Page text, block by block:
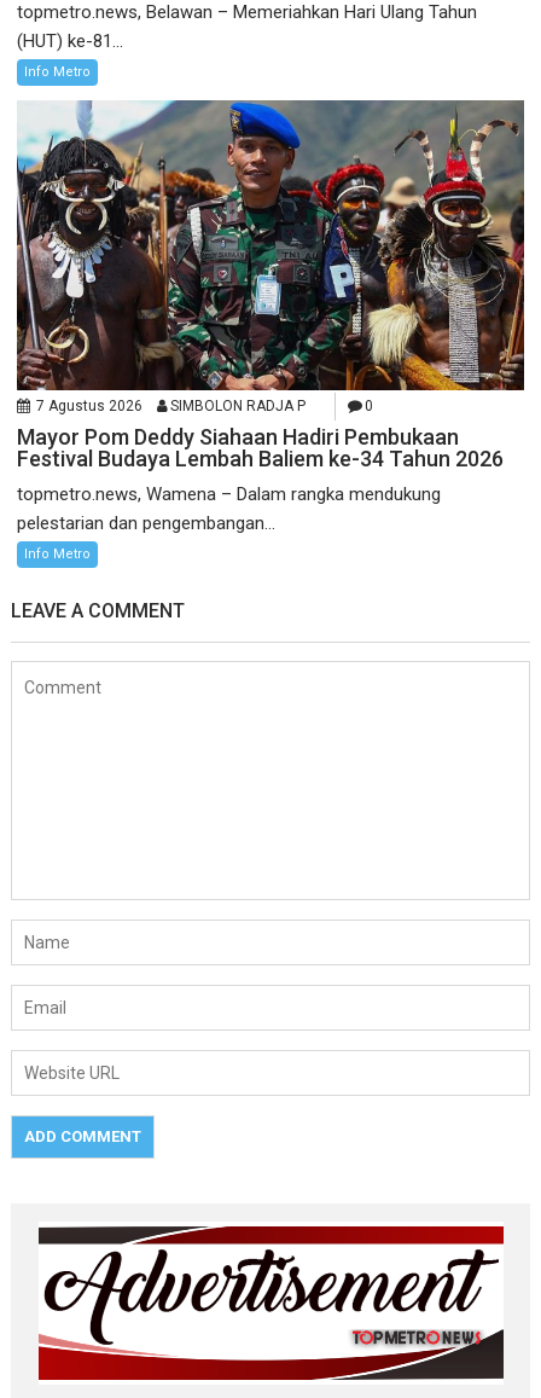
topmetro.news, Belawan – Memeriahkan Hari Ulang Tahun
(HUT) ke-81...
Info Metro
7 Agustus 2026 SIMBOLON RADJA P 0
Mayor Pom Deddy Siahaan Hadiri Pembukaan
Festival Budaya Lembah Baliem ke-34 Tahun 2026
topmetro.news, Wamena – Dalam rangka mendukung
pelestarian dan pengembangan...
Info Metro
LEAVE A COMMENT